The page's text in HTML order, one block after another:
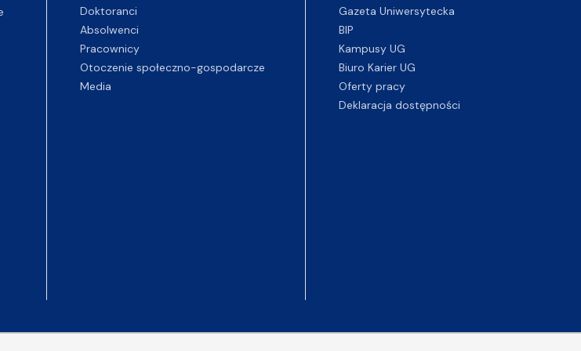
Doktoranci
Absolwenci
Pracownicy
Otoczenie społeczno-gospodarcze
Media
Gazeta Uniwersytecka
BIP
Kampusy UG
Biuro Karier UG
Oferty pracy
Deklaracja dostępności